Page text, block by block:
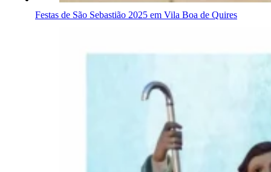
Festas de São Sebastião 2025 em Vila Boa de Quires